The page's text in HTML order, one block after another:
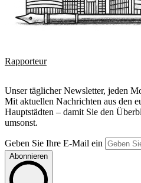
Rapporteur
Unser täglicher Newsletter, jeden
Mit aktuellen Nachrichten aus den
Hauptstädten – damit Sie den
umsonst.
Geben Sie Ihre E-Mail ein
Abonnieren